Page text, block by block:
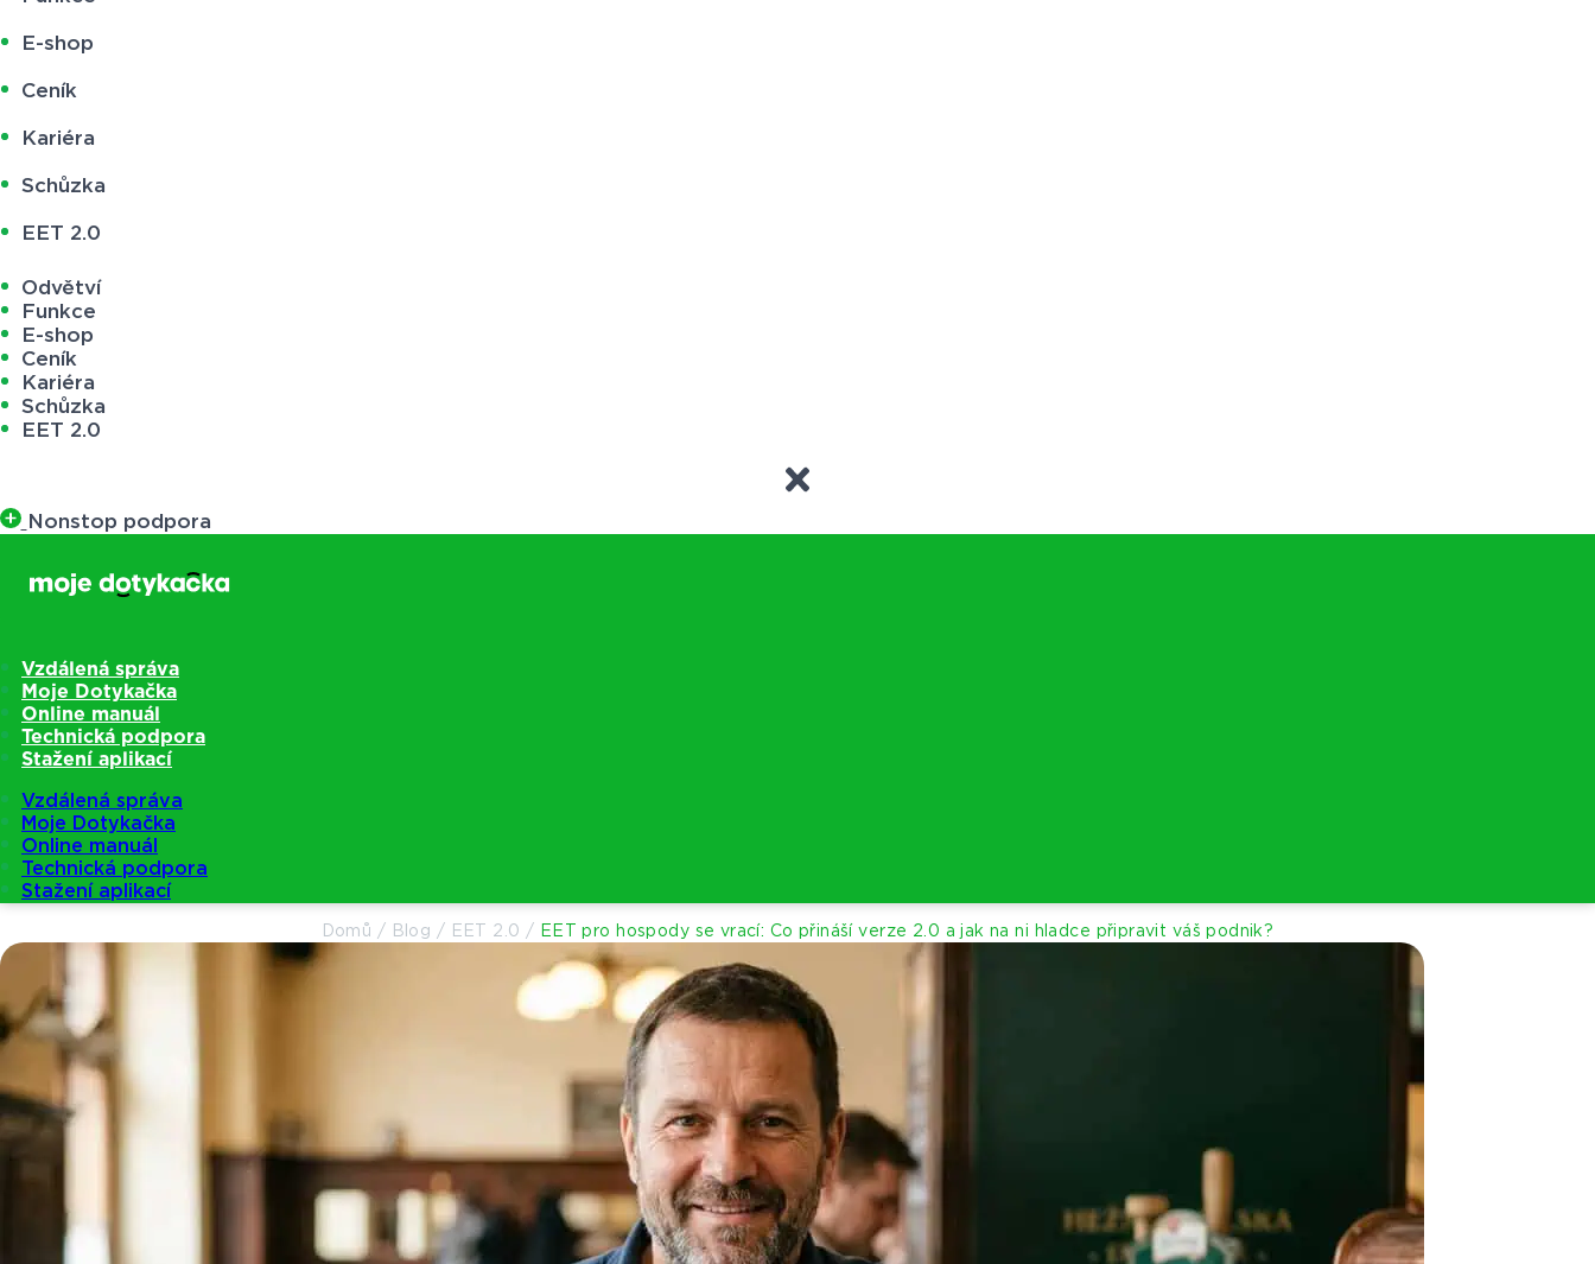
E-shop
Ceník
Kariéra
Schůzka
EET 2.0
Odvětví
Funkce
E-shop
Ceník
Kariéra
Schůzka
EET 2.0
Nonstop podpora
Vzdálená správa
Moje Dotykačka
Online manuál
Technická podpora
Stažení aplikací
Vzdálená správa
Moje Dotykačka
Online manuál
Technická podpora
Stažení aplikací
Domů / Blog / EET 2.0 / EET pro hospody se vrací: Co přináší verze 2.0 a jak na ni hladce připravit váš podnik?